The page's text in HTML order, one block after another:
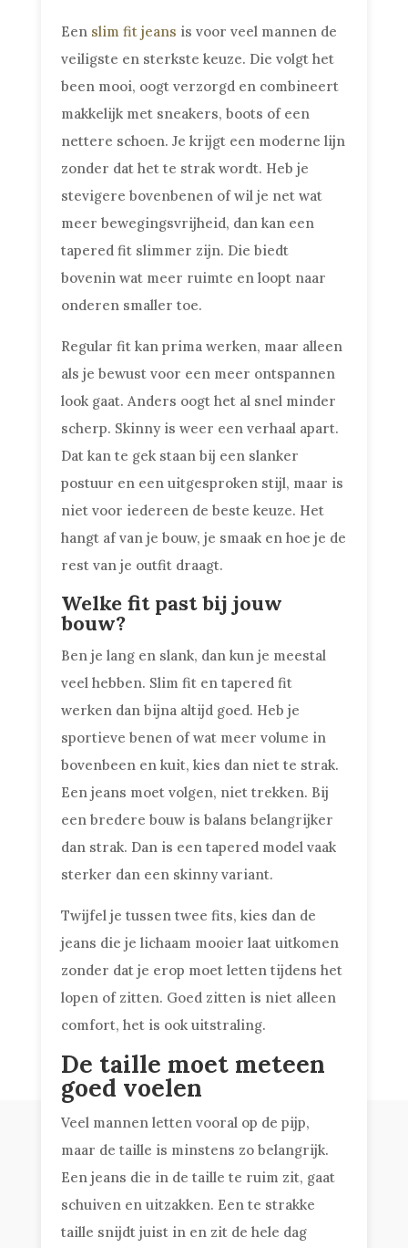
Een slim fit jeans is voor veel mannen de
veiligste en sterkste keuze. Die volgt het
been mooi, oogt verzorgd en combineert
makkelijk met sneakers, boots of een
nettere schoen. Je krijgt een moderne lijn
zonder dat het te strak wordt. Heb je
stevigere bovenbenen of wil je net wat
meer bewegingsvrijheid, dan kan een
tapered fit slimmer zijn. Die biedt
bovenin wat meer ruimte en loopt naar
onderen smaller toe.
Regular fit kan prima werken, maar alleen
als je bewust voor een meer ontspannen
look gaat. Anders oogt het al snel minder
scherp. Skinny is weer een verhaal apart.
Dat kan te gek staan bij een slanker
postuur en een uitgesproken stijl, maar is
niet voor iedereen de beste keuze. Het
hangt af van je bouw, je smaak en hoe je de
rest van je outfit draagt.
Welke fit past bij jouw
bouw?
Ben je lang en slank, dan kun je meestal
veel hebben. Slim fit en tapered fit
werken dan bijna altijd goed. Heb je
sportieve benen of wat meer volume in
bovenbeen en kuit, kies dan niet te strak.
Een jeans moet volgen, niet trekken. Bij
een bredere bouw is balans belangrijker
dan strak. Dan is een tapered model vaak
sterker dan een skinny variant.
Twijfel je tussen twee fits, kies dan de
jeans die je lichaam mooier laat uitkomen
zonder dat je erop moet letten tijdens het
lopen of zitten. Goed zitten is niet alleen
comfort, het is ook uitstraling.
De taille moet meteen
goed voelen
Veel mannen letten vooral op de pijp,
maar de taille is minstens zo belangrijk.
Een jeans die in de taille te ruim zit, gaat
schuiven en uitzakken. Een te strakke
taille snijdt juist in en zit de hele dag